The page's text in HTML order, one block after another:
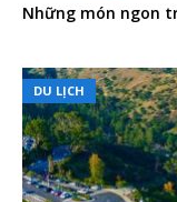
Những món ngon
DU LỊCH